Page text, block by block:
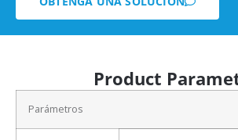
Product
Parámetros